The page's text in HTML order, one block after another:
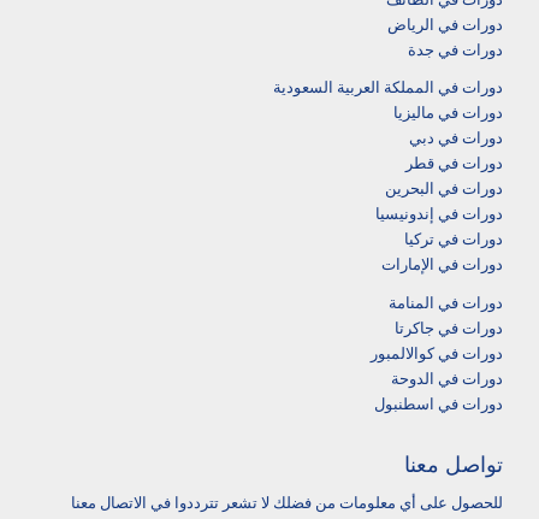
دورات في الرياض
دورات في جدة
دورات في المملكة العربية السعودية
دورات في ماليزيا
دورات في دبي
دورات في قطر
دورات في البحرين
دورات في إندونيسيا
دورات في تركيا
دورات في الإمارات
دورات في المنامة
دورات في جاكرتا
دورات في كوالالمبور
دورات في الدوحة
دورات في اسطنبول
تواصل معنا
للحصول على أي معلومات من فضلك لا تشعر تترددوا في الاتصال معنا